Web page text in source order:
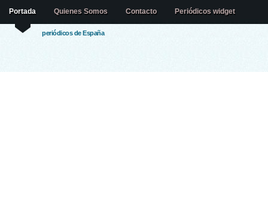
periódicos de España
Portada Quienes Somos Contacto Periódicos widget